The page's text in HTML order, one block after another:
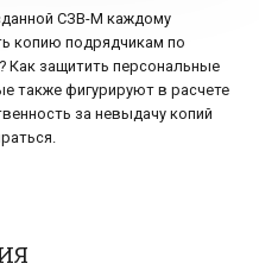
СЗВ-М каждому
копию подрядчикам по
защитить персональные
также фигурируют в расчете
за невыдачу копий